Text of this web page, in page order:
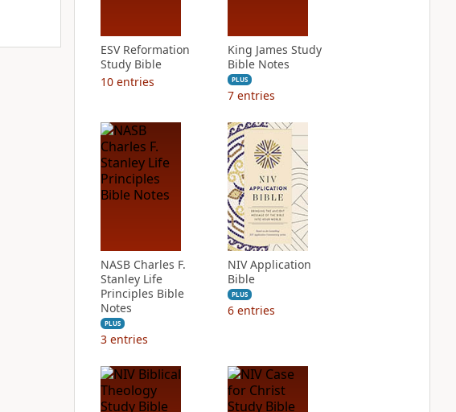
ESV Reformation
Study Bible
10 entries
King James Study
Bible Notes
PLUS
7 entries
NASB Charles F.
Stanley Life
Principles Bible
Notes
PLUS
3 entries
NIV Application
Bible
PLUS
6 entries